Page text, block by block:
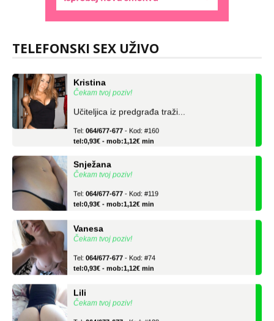
TELEFONSKI SEX UŽIVO
tel:0,93€ - mob:1,12€ min
Čekam tvoj poziv!
tel:0,93€ - mob:1,12€ min
Čekam tvoj poziv!
tel:0,93€ - mob:1,12€ min
Čekam tvoj poziv!
tel:0,93€ - mob:1,12€ min
Čekam tvoj poziv!